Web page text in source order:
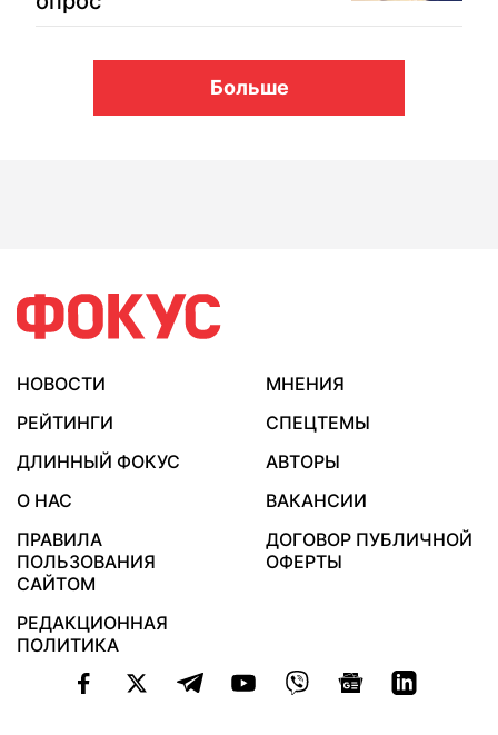
Больше
НОВОСТИ
МНЕНИЯ
РЕЙТИНГИ
СПЕЦТЕМЫ
ДЛИННЫЙ ФОКУС
АВТОРЫ
О НАС
ВАКАНСИИ
ПРАВИЛА
ПОЛЬЗОВАНИЯ
САЙТОМ
ДОГОВОР ПУБЛИЧНОЙ
ОФЕРТЫ
РЕДАКЦИОННАЯ
ПОЛИТИКА